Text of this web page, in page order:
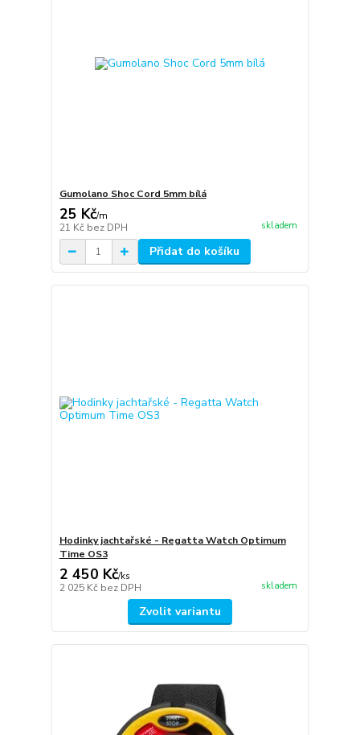
Gumolano Shoc Cord 5mm bílá
25 Kč/m
21 Kč bez DPH skladem
Přidat do košíku
Hodinky jachtařské - Regatta Watch Optimum
Time OS3
2 450 Kč/ks
2 025 Kč bez DPH skladem
Zvolit variantu